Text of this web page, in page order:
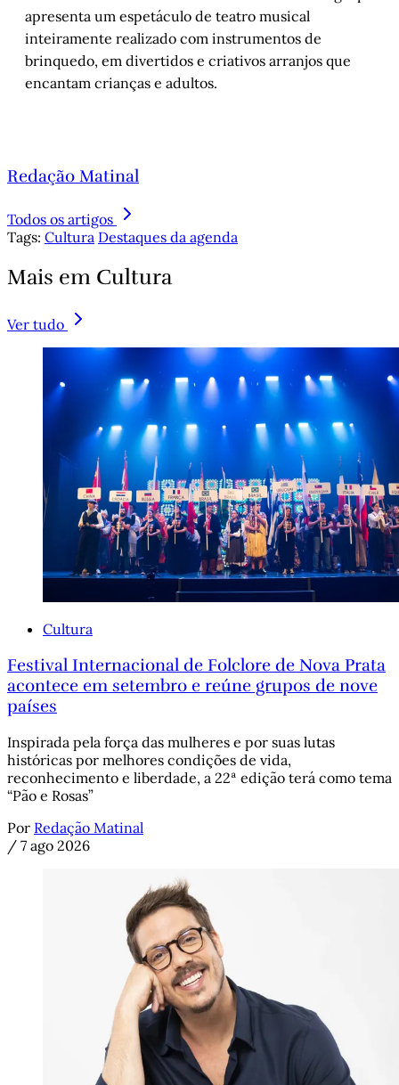
apresenta um espetáculo de teatro musical
inteiramente realizado com instrumentos de
brinquedo, em divertidos e criativos arranjos que
encantam crianças e adultos.
Redação Matinal
Todos os artigos
Tags: Cultura Destaques da agenda
Mais em Cultura
Ver tudo
Cultura
Festival Internacional de Folclore de Nova Prata
acontece em setembro e reúne grupos de nove
países
Inspirada pela força das mulheres e por suas lutas
históricas por melhores condições de vida,
reconhecimento e liberdade, a 22ª edição terá como tema
“Pão e Rosas”
Por Redação Matinal
/ 7 ago 2026